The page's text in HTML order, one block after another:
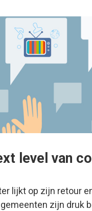
level van
lijkt op zijn retour
zijn druk